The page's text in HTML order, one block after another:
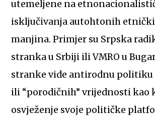
utemeljene na
isključivanja autohtonih
manjina. Primjer su Srpska
stranka u Srbiji ili VMRO u
stranke vide antirodnu politiku
ili “porodičnih” vrijednosti kao
osvježenje svoje političke